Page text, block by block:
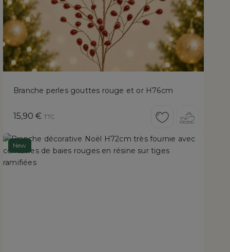
Branche perles gouttes rouge et or H76cm
Prix
15,90 € TTC
New